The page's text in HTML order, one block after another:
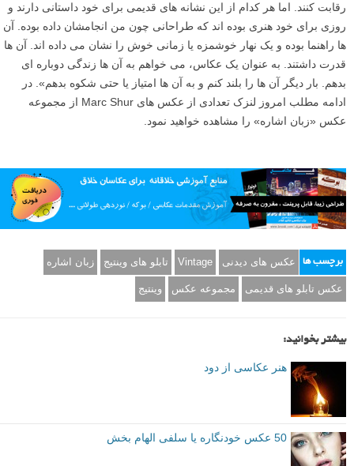
رقابت کنند. اما هر کدام از این نشانه های قدیمی برای خود داستانی دارند و
روزی برای خود هنری بوده اند که طراحانی چون من انجامشان داده بوده. آن
ها راهنما بوده و یک نهار خوشمزه یا زمانی خوش را نشان می داده اند. آن ها
قدرت داشتند. به عنوان یک عکاس، می خواهم به آن ها زندگی دوباره ای
بدهم. بار دیگر آن ها را بلند کنم و به آن ها امتیاز یا حتی شکوه بدهم». در
ادامه مطلب امروز لنزک تعدادی از عکس های Marc Shur از مجموعه
عکس «زبان اشاره» را مشاهده خواهید نمود.
برچسب ها عکس های دیدنی Vintage تابلو های وینتیج زبان اشاره
عکس تابلو های قدیمی مجموعه عکس وینتیج
بیشتر بخوانید:
هنر عکاسی از دود
50 عکس خودنگاره یا سلفی الهام بخش